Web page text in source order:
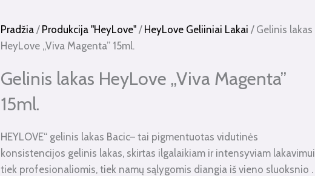
Pradžia / Produkcija "HeyLove" / HeyLove Geliiniai Lakai / Gelinis lakas
HeyLove „Viva Magenta” 15ml.
Gelinis lakas HeyLove „Viva Magenta”
15ml.
HEYLOVE“ gelinis lakas Bacic– tai pigmentuotas vidutinės
konsistencijos gelinis lakas, skirtas ilgalaikiam ir intensyviam lakavimui
tiek profesionaliomis, tiek namų sąlygomis diangia iš vieno sluoksnio .